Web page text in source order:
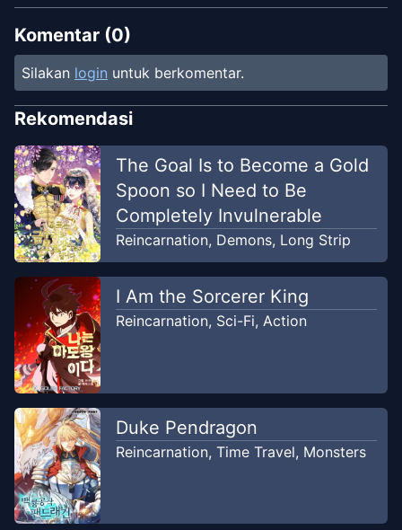
Chapter18
Kiryuu
Chapter17
Kiryuu
Jul 21, 2023
Chapter16
Kiryuu
Jul 21, 2023
Chapter15
Kiryuu
Jul 21, 2023
Chapter14
Kiryuu
Jul 21, 2023
Chapter13
Kiryuu
Chapter12
Kiryuu
Jul 21, 2023
Chapter11
Jul 21, 2023
Komentar (0)
Silakan login untuk berkomentar.
Rekomendasi
The Goal Is to Become a Gold
Spoon so I Need to Be
Completely Invulnerable
Reincarnation, Demons, Long Strip
I Am the Sorcerer King
Reincarnation, Sci-Fi, Action
Duke Pendragon
Reincarnation, Time Travel, Monsters